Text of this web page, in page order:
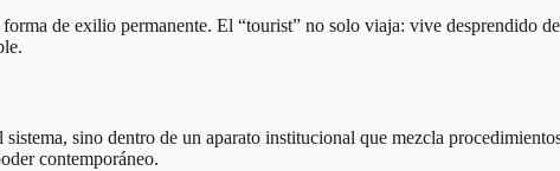
de exilio permanente. El “tourist” no solo viaja: vive desprendido
sino dentro de un aparato institucional que mezcla
contemporáneo.